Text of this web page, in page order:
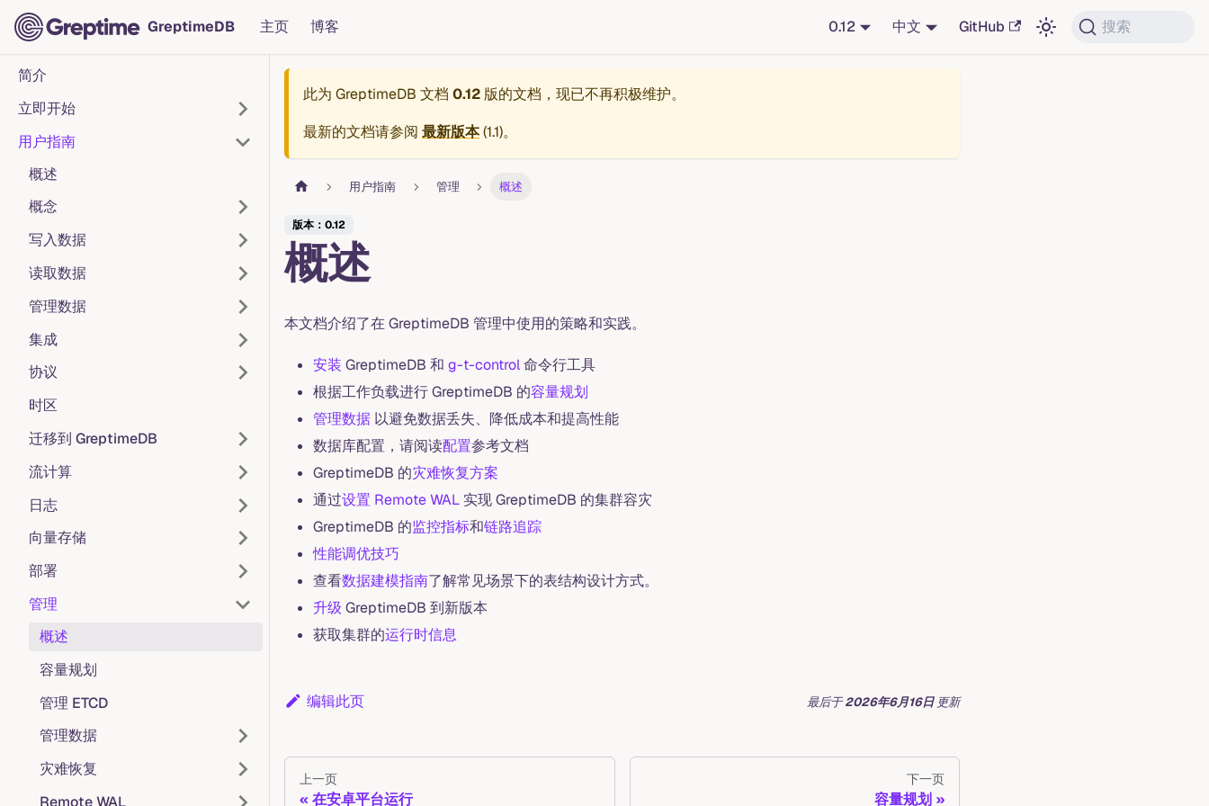
GreptimeDB 主页 博客 0.12 中文 GitHub 搜索
简介
立即开始
用户指南
概述
概念
写入数据
读取数据
管理数据
集成
协议
时区
迁移到 GreptimeDB
流计算
日志
向量存储
部署
管理
概述
容量规划
管理 ETCD
管理数据
灾难恢复
Remote WAL
此为 GreptimeDB 文档 0.12 版的文档，现已不再积极维护。
最新的文档请参阅 最新版本(1.1)。
用户指南 管理 概述
版本：0.12
概述
本文档介绍了在 GreptimeDB 管理中使用的策略和实践。
安装 GreptimeDB 和 g-t-control命令行工具
根据工作负载进行 GreptimeDB 的容量规划
管理数据 以避免数据丢失、降低成本和提高性能
数据库配置，请阅读配置参考文档
GreptimeDB 的灾难恢复方案
通过设置 Remote WAL 实现 GreptimeDB 的集群容灾
GreptimeDB 的监控指标和链路追踪
性能调优技巧
查看数据建模指南了解常见场景下的表结构设计方式。
升级 GreptimeDB 到新版本
获取集群的运行时信息
编辑此页 最后于2026年6月16日 更新
上一页
在安卓平台运行
下一页
容量规划